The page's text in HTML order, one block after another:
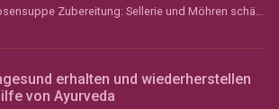
Erbsensuppe Zubereitung: Sellerie und Möhren schälen, grob stückeln und &#8211; wenn vorhanden &#...
erhalten und wiederherstellen
von Ayurveda